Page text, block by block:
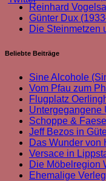
Reinhard
Günter Dux
Die Steinmetzen
Beliebte Beiträge
Sine Alcohole
Vom Pfau zum
Flugplatz
Untergegangene
Schoppe &
Jeff Bezos in
Das Wunder von
Versace in
Die Möbelregion
Ehemalige